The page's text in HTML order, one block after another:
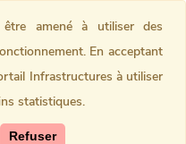
amené à utiliser des
En acceptant
Infrastructures à utiliser
statistiques.
Refuser